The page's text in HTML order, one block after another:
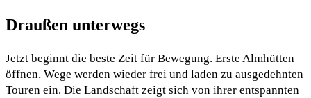
Draußen unterwegs
Jetzt beginnt die beste Zeit für Bewegung. Erste Almhütten
öffnen, Wege werden wieder frei und laden zu ausgedehnten
Touren ein. Die Landschaft zeigt sich von ihrer entspannten